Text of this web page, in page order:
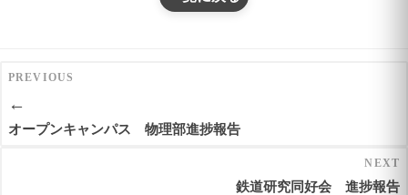
PREVIOUS
←
オープンキャンパス 物理部進捗報告
NEXT
鉄道研究同好会 進捗報告